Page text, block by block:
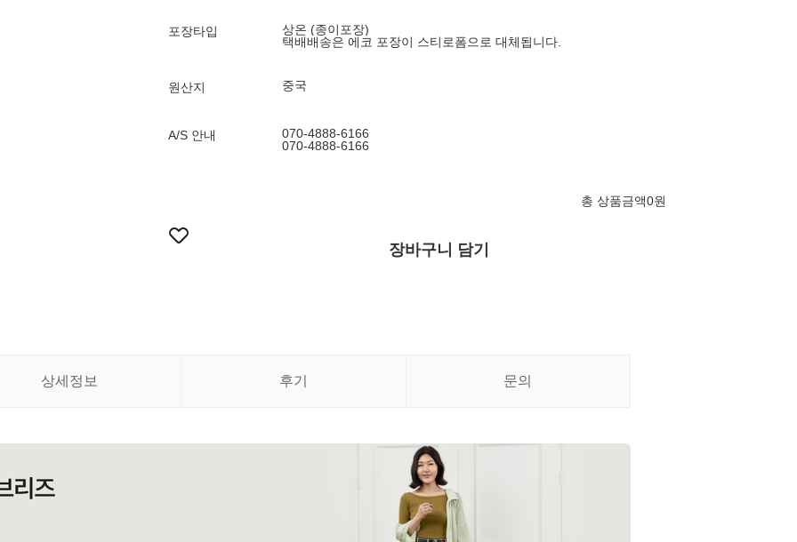
포장타입
상온 (종이포장)
택배배송은 에코 포장이 스티로폼으로 대체됩니다.
원산지 중국
A/S 안내
070-4888-6166
070-4888-6166
총 상품금액0원
장바구니 담기
상세정보 후기 문의